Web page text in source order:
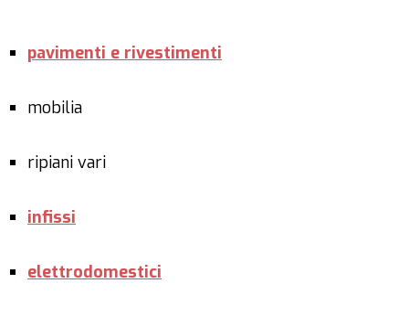
pavimenti e rivestimenti
mobilia
ripiani vari
infissi
elettrodomestici